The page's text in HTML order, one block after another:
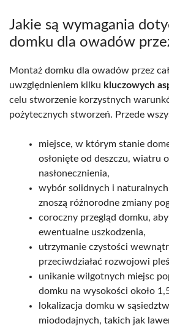
Jakie są wymagania
domku dla owadów
Montaż domku dla owadów przez
uwzględnieniem kilku kluczowych
celu stworzenie korzystnych
pożytecznych stworzeń. Przede
miejsce, w którym stanie
osłonięte od deszczu, wiatru
nasłonecznienia,
wybór solidnych i
znoszą różnorodne zmiany
coroczny przegląd domku,
ewentualne uszkodzenia,
utrzymanie czystości
przeciwdziałać rozwojowi
unikanie wilgotnych miejsc
domku na wysokości około
lokalizacja domku w
miododajnych, takich jak